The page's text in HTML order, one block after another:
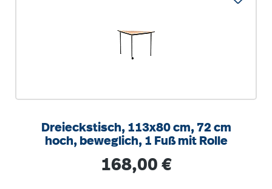
Dreieckstisch, 113x80 cm, 72 cm
hoch, beweglich, 1 Fuß mit Rolle
Regulärer Preis:
168,00 €